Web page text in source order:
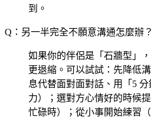
到。
Q：另一半完全不願意溝通怎麼辦？
如果你的伴侶是「石牆型」
更退縮。可以試試：先降低
息代替面對面對話、用「5
力）；選對方心情好的時候
忙碌時）；從小事開始練習